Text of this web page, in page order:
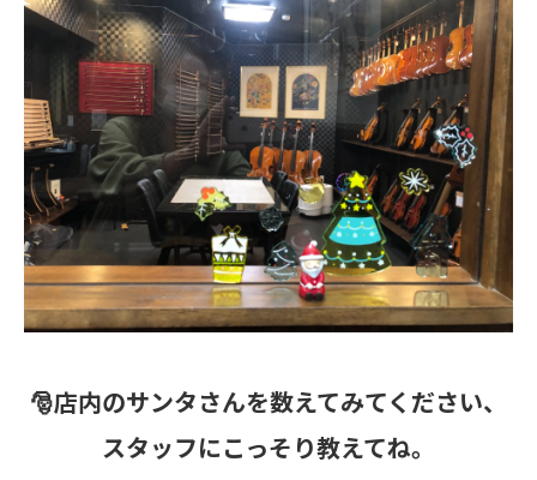
🎅店内のサンタさんを数えてみてください、
スタッフにこっそり教えてね。